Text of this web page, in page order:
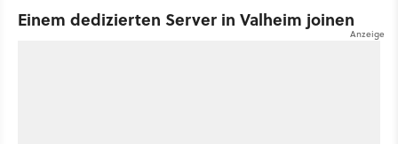
Einem dedizierten Server in Valheim joinen